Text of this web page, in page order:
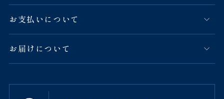
お支払いについて
お届けについて